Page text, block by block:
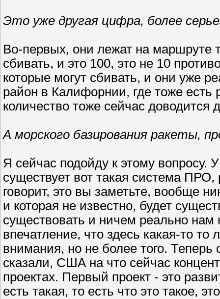
Это уже другая цифра, более
Во-первых, они лежат на маршруте
сбивать, и это 100, это не 10
которые могут сбивать, и они уже
район в Калифорнии, где тоже есть
количество тоже сейчас доводится
А морского базирования ракеты,
Я сейчас подойду к этому вопросу.
существует вот такая система ПРО,
говорит, это вы заметьте, вообще
и которая не известно, будет
существовать и ничем реально нам
впечатление, что здесь какая-то
внимания, но не более того.
сказали, США на что сейчас
проектах. Первый проект - это
есть такая, то есть что это такое,